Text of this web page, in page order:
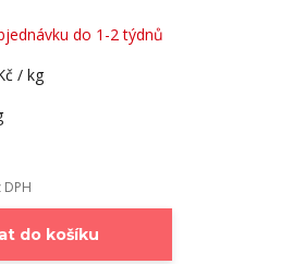
do 1-2 týdnů
/ kg
DPH
do košíku